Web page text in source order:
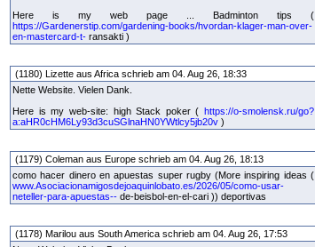
Here is my web page ... Badminton tips (
https://Gardenerstip.com/gardening-books/hvordan-klager-man-over-
en-mastercard-t- ransakti )
(1180) Lizette aus Africa schrieb am 04. Aug 26, 18:33
Nette Website. Vielen Dank.
Here is my web-site: high Stack poker ( https://o-smolensk.ru/go?
a:aHR0cHM6Ly93d3cuSGlnaHN0YWtlcy5jb20v )
(1179) Coleman aus Europe schrieb am 04. Aug 26, 18:13
como hacer dinero en apuestas super rugby (More inspiring ideas (
www.Asociacionamigosdejoaquinlobato.es/2026/05/como-usar-
neteller-para-apuestas-- de-beisbol-en-el-cari )) deportivas
(1178) Marilou aus South America schrieb am 04. Aug 26, 17:53